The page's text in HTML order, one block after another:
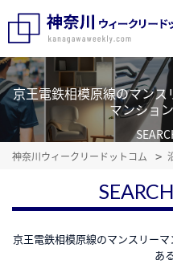
京王電鉄相模原線のマン
マンショ
神奈川ウィークリードットコム
京王電鉄相模原線のマンスリー
あ